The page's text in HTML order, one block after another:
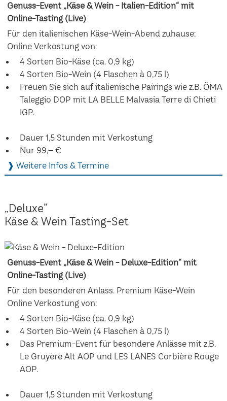
Genuss-Event „Käse & Wein - Italien-Edition“ mit
Online-Tasting (Live)
Für den italienischen Käse-Wein-Abend zuhause:
Online Verkostung von:
4 Sorten Bio-Käse (ca. 0,9 kg)
4 Sorten Bio-Wein (4 Flaschen à 0,75 l)
Freuen Sie sich auf italienische Pairings wie z.B. ÖMA
Taleggio DOP mit LA BELLE Malvasia Terre di Chieti
IGP.
Dauer 1,5 Stunden mit Verkostung
Nur 99,– €
❱ Weitere Infos & Termine
„Deluxe”
Käse & Wein Tasting-Set
Genuss-Event „Käse & Wein - Deluxe-Edition“ mit
Online-Tasting (Live)
Für den besonderen Anlass. Premium Käse-Wein
Online Verkostung von:
4 Sorten Bio-Käse (ca. 0,9 kg)
4 Sorten Bio-Wein (4 Flaschen à 0,75 l)
Das Premium-Event für besondere Anlässe mit z.B.
Le Gruyère Alt AOP und LES LANES Corbière Rouge
AOP.
Dauer 1,5 Stunden mit Verkostung